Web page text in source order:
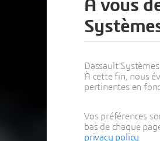
À vous
Dassault
À cette fin, nous
pertinentes en
Vos préférences
bas de chaque
privacy policy